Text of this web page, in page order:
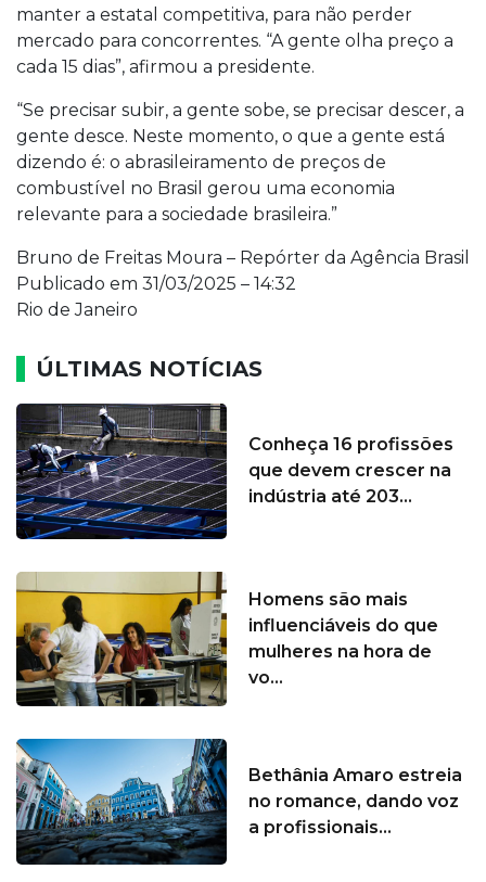
manter a estatal competitiva, para não perder
mercado para concorrentes. “A gente olha preço a
cada 15 dias”, afirmou a presidente.
“Se precisar subir, a gente sobe, se precisar descer, a
gente desce. Neste momento, o que a gente está
dizendo é: o abrasileiramento de preços de
combustível no Brasil gerou uma economia
relevante para a sociedade brasileira.”
Bruno de Freitas Moura – Repórter da Agência Brasil
Publicado em 31/03/2025 – 14:32
Rio de Janeiro
ÚLTIMAS NOTÍCIAS
Conheça 16 profissões
que devem crescer na
indústria até 203...
Homens são mais
influenciáveis do que
mulheres na hora de
vo...
Bethânia Amaro estreia
no romance, dando voz
a profissionais...